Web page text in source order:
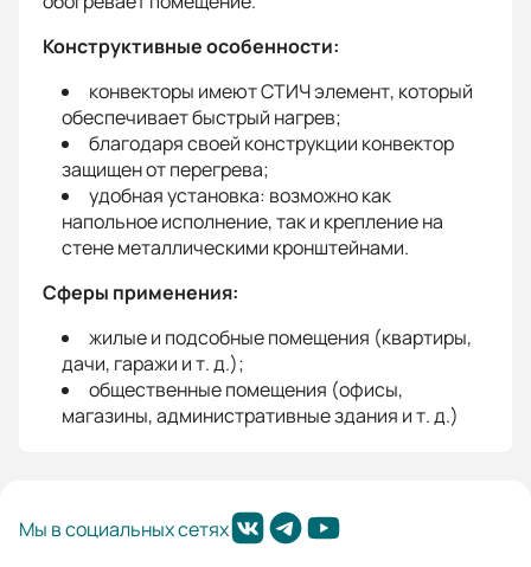
Конструктивные особенности:
конвекторы имеют СТИЧ элемент, который
обеспечивает быстрый нагрев;
благодаря своей конструкции конвектор
защищен от перегрева;
удобная установка: возможно как
напольное исполнение, так и крепление на
стене металлическими кронштейнами.
Сферы применения:
жилые и подсобные помещения (квартиры,
дачи, гаражи и т. д.);
общественные помещения (офисы,
магазины, административные здания и т. д.)
Мы в социальных сетях